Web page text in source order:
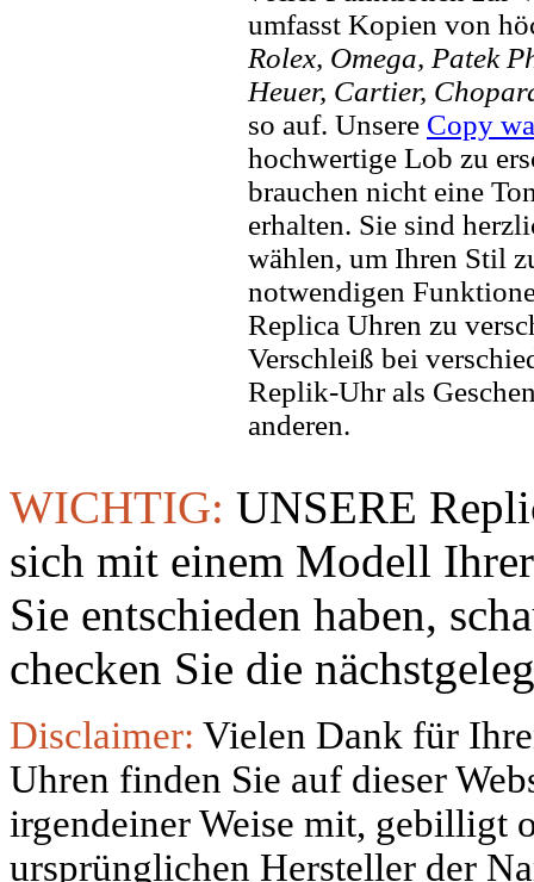
umfasst Kopien von
Rolex, Omega, Patek
Heuer, Cartier,
so auf. Unsere Copy
hochwertige Lob zu
brauchen nicht eine
erhalten. Sie sind
wählen, um Ihren Stil
notwendigen
Replica Uhren zu
Verschleiß bei
Replik-Uhr als
anderen.
WICHTIG: UNSERE
sich mit einem Modell
Sie entschieden haben,
checken Sie die
Disclaimer: Vielen Dank für
Uhren finden Sie auf dieser
irgendeiner Weise mit, gebilligt
ursprünglichen Hersteller der